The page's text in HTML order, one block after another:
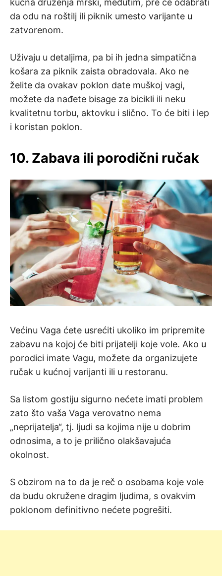
da odu na roštilj ili piknik umesto varijante u
zatvorenom.
Uživaju u detaljima, pa bi ih jedna simpatična
košara za piknik zaista obradovala. Ako ne
želite da ovakav poklon date muškoj vagi,
možete da nađete bisage za bicikli ili neku
kvalitetnu torbu, aktovku i slično. To će biti i lep
i koristan poklon.
10. Zabava ili porodični ručak
Većinu Vaga ćete usrećiti ukoliko im pripremite
zabavu na kojoj će biti prijatelji koje vole. Ako u
porodici imate Vagu, možete da organizujete
ručak u kućnoj varijanti ili u restoranu.
Sa listom gostiju sigurno nećete imati problem
zato što vaša Vaga verovatno nema
„neprijatelja“, tj. ljudi sa kojima nije u dobrim
odnosima, a to je prilično olakšavajuća
okolnost.
S obzirom na to da je reč o osobama koje vole
da budu okružene dragim ljudima, s ovakvim
poklonom definitivno nećete pogrešiti.